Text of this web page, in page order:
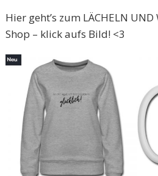
Hier geht’s zum LÄCHELN
Shop – klick aufs Bild! <3